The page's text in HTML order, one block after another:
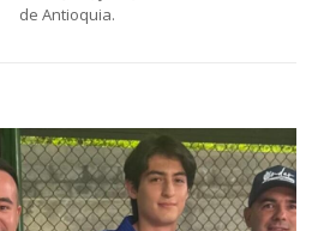
de Antioquia.